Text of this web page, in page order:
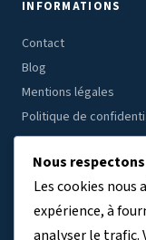
INFORMATIONS
Contact
Blog
Mentions légales
Politique de
ÉTABLISSEMENTS
Nous
Les cookies
expérience, à
analyser le trafic.